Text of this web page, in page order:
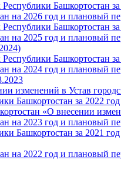
Башкортостан за
на 2026 год и плановый
Башкортостан за
на 2025 год и плановый
Башкортостан за
на 2024 год и плановый
изменений в Устав
Башкортостан за 2022 год
«О внесении
на 2023 год и плановый
Башкортостан за 2021 год
на 2022 год и плановый